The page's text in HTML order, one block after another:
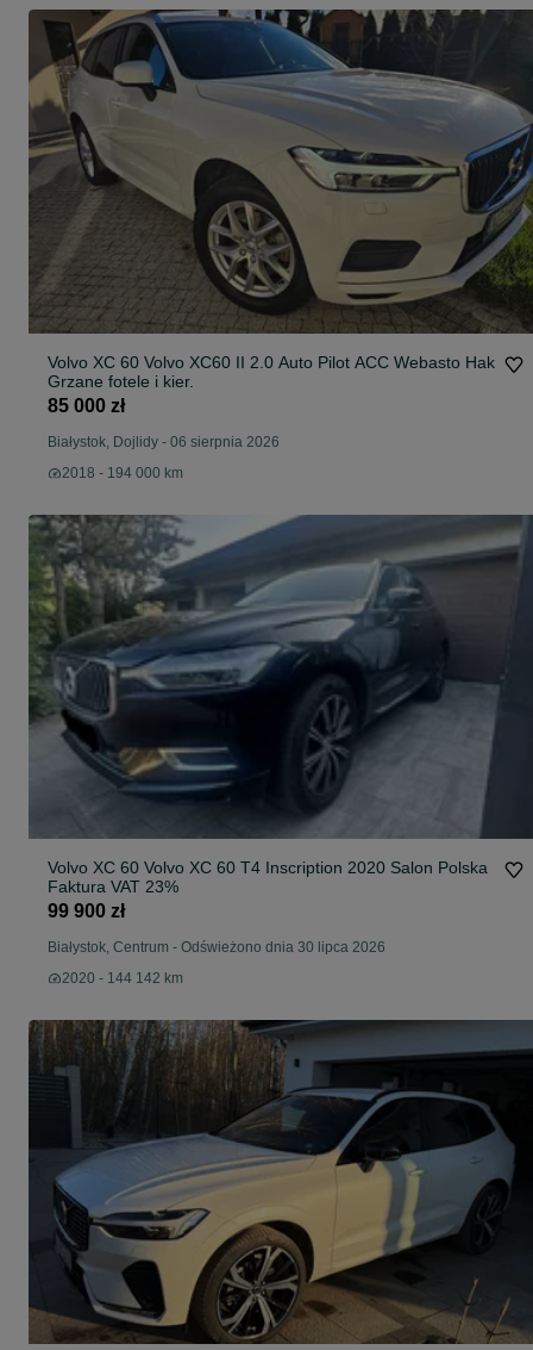
Volvo XC 60 Volvo XC60 II 2.0 Auto Pilot ACC Webasto Hak
Grzane fotele i kier.
85 000 zł
Białystok, Dojlidy - 06 sierpnia 2026
2018 - 194 000 km
Volvo XC 60 Volvo XC 60 T4 Inscription 2020 Salon Polska
Faktura VAT 23%
99 900 zł
Białystok, Centrum - Odświeżono dnia 30 lipca 2026
2020 - 144 142 km